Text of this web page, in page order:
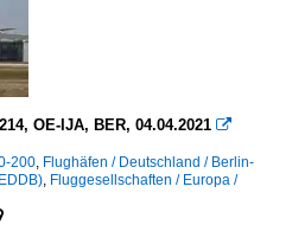
OE-IJA, BER, 04.04.2021 
200 Flughäfen / Deutschland / Berlin-
Fluggesellschaften / Europa /